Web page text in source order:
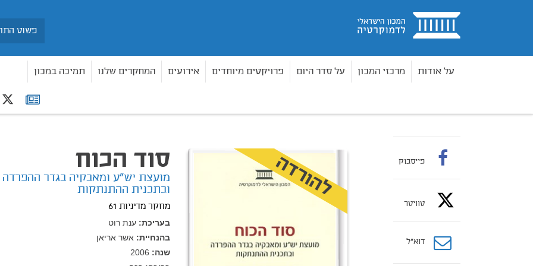
בית
על אודות מרכזי המכון על סדר היום פרויקטים מיוחדים אירועים המחקרים שלנו תמיכה במכון
רשימת
תפוצה
להורדה סוד הכוח
מועצת יש"ע ומאבקיה בגדר ההפרדה
ובתכנית ההתנתקות
מחקר מדיניות 61
בעריכת: ענת רוט
בהנחיית: אשר אריאן
שנה: 2006
פייסבוק
טוויטר
דוא”ל